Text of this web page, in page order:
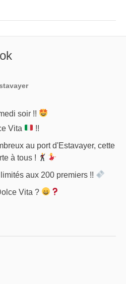
soir !!
Vita
!!
au port d'Estavayer, cette
à tous !
aux 200 premiers !!
Vita ?